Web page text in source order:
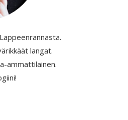
langat.
ammattilainen.